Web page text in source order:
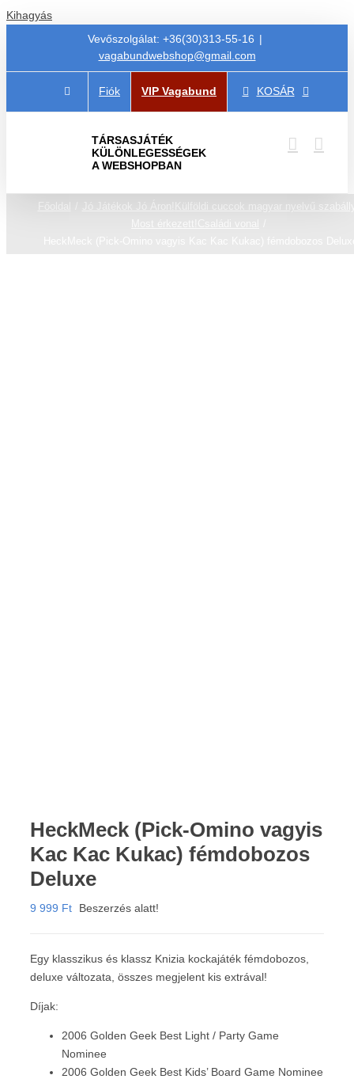
Kihagyás
Vevőszolgálat: +36(30)313-55-16 |
vagabundwebshop@gmail.com
Fiók VIP Vagabund KOSÁR
TÁRSASJÁTÉK
KÜLÖNLEGESSÉGEK
A WEBSHOPBAN
Főoldal Jó Játékok Jó Áron!
Külföldi cuccok magyar nyelvű
HeckMeck (Pick-Omino vagyis
Kac Kac Kukac) fémdobozos
Deluxe
9 999 Ft Beszerzés alatt!
Egy klasszikus és klassz Knizia kockajáték fémdobozos,
deluxe változata, összes megjelent kis extrával!
Díjak:
2006 Golden Geek Best Light / Party Game
Nominee
2006 Golden Geek Best Kids’ Board Game Nominee